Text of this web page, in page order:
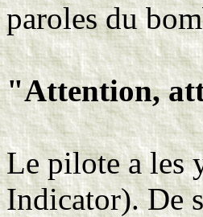
paroles du
"Attention,
Le pilote a les
Indicator). De